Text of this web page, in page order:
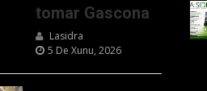
tomar Gascona
Lasidra
5 De Xunu, 2026